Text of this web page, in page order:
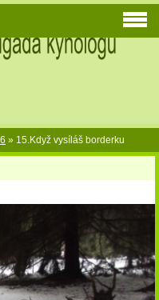
» 15.Když vysíláš borderku